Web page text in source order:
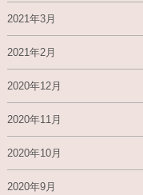
2021年3月
2021年2月
2020年12月
2020年11月
2020年10月
2020年9月